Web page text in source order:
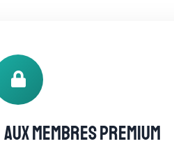
membres Premium